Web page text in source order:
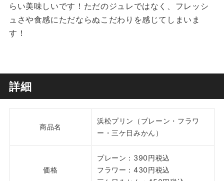
らい美味しいです！ただのジュレではなく、フレッシ
ュさや食感にただならぬこだわりを感じてしまいま
す！
詳細
商品名
浜松プリン（プレーン・フラワ
ー・三ケ日みかん）
価格
プレーン：390円税込
フラワー：430円税込